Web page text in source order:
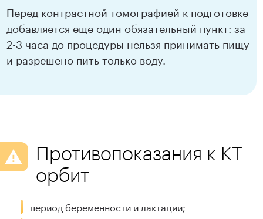
Перед контрастной томографией к подготовке
добавляется еще один обязательный пункт: за
2-3 часа до процедуры нельзя принимать пищу
и разрешено пить только воду.
Противопоказания к КТ
орбит
период беременности и лактации;